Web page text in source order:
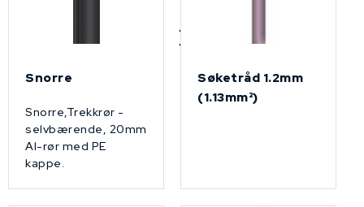
Snorre
Snorre,Trekkrør -
selvbærende, 20mm
Al-rør med PE
kappe.
Søketråd 1.2mm
(1.13mm²)